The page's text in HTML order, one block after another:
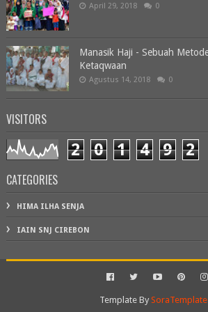
April 29, 2018 0
Manasik Haji - Sebuah
Ketaqwaan
Agustus 14, 2018 0
VISITORS
2 0 1 4 9 2
CATEGORIES
HIMA ILHA SENJA
IAIN SNJ CIREBON
Template By